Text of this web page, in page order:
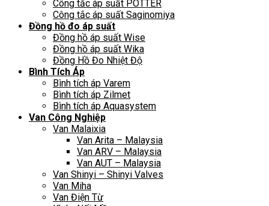
Công tắc áp suất POTTER
Công tắc áp suất Saginomiya
Đồng hồ đo áp suất
Đồng hồ áp suất Wise
Đồng hồ áp suất Wika
Đồng Hồ Đo Nhiệt Độ
Bình Tích Áp
Bình tích áp Varem
Bình tích áp Zilmet
Bình tích áp Aquasystem
Van Công Nghiệp
Van Malaixia
Van Arita – Malaysia
Van ARV – Malaysia
Van AUT – Malaysia
Van Shinyi – Shinyi Valves
Van Miha
Van Điện Từ